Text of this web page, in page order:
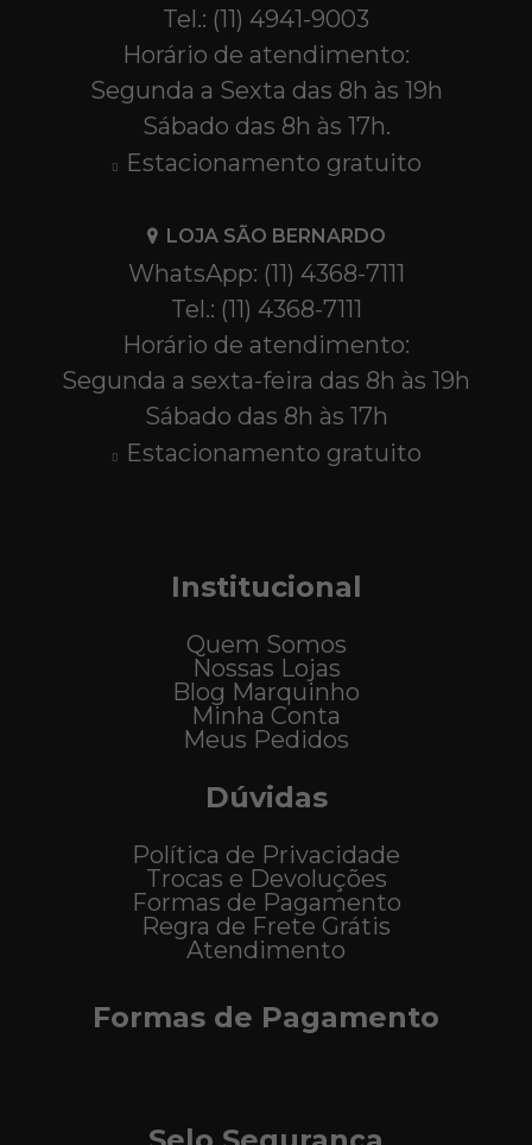
Tel.: (11) 4941-9003
Horário de atendimento:
Segunda a Sexta das 8h às 19h
Sábado das 8h às 17h.
Estacionamento gratuito
LOJA SÃO BERNARDO
WhatsApp: (11) 4368-7111
Tel.: (11) 4368-7111
Horário de atendimento:
Segunda a sexta-feira das 8h às 19h
Sábado das 8h às 17h
Estacionamento gratuito
Institucional
Quem Somos
Nossas Lojas
Blog Marquinho
Minha Conta
Meus Pedidos
Dúvidas
Política de Privacidade
Trocas e Devoluções
Formas de Pagamento
Regra de Frete Grátis
Atendimento
Formas de Pagamento